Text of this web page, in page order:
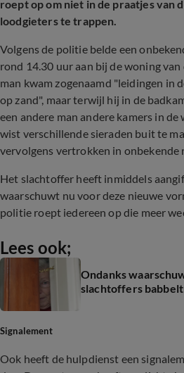
roept op om niet in de praatjes van
loodgieters te trappen.
Volgens de politie belde een
rond 14.30 uur aan bij de woning
man kwam zogenaamd "leidingen in
op zand", maar terwijl hij in de
een andere man andere kamers in
wist verschillende sieraden buit te
vervolgens vertrokken in onbekende
Het slachtoffer heeft inmiddels
waarschuwt nu voor deze nieuwe
politie roept iedereen op die meer
Lees ook;
Ondanks
slachtoffers
Signalement
Ook heeft de hulpdienst een